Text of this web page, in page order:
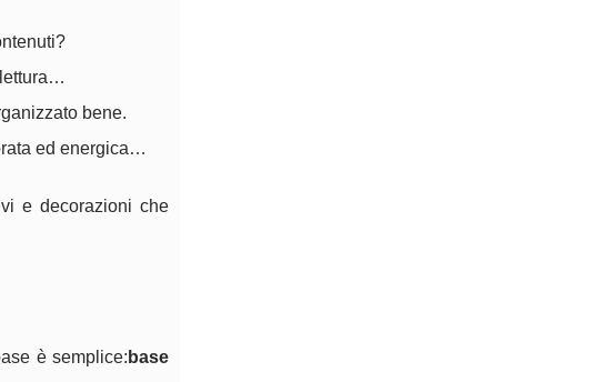
lettura…
bene.
ed energica…
e decorazioni che
è semplice: base